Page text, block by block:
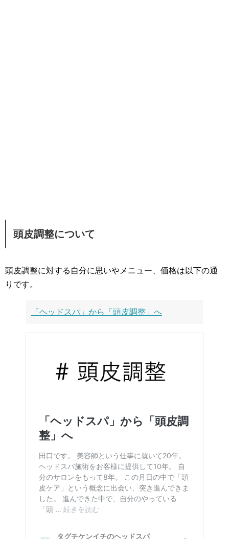
頭皮調整について
頭皮調整に対する自分に思いやメニュー、価格は以下の通
りです。
「ヘッドスパ」から「頭皮調整」へ